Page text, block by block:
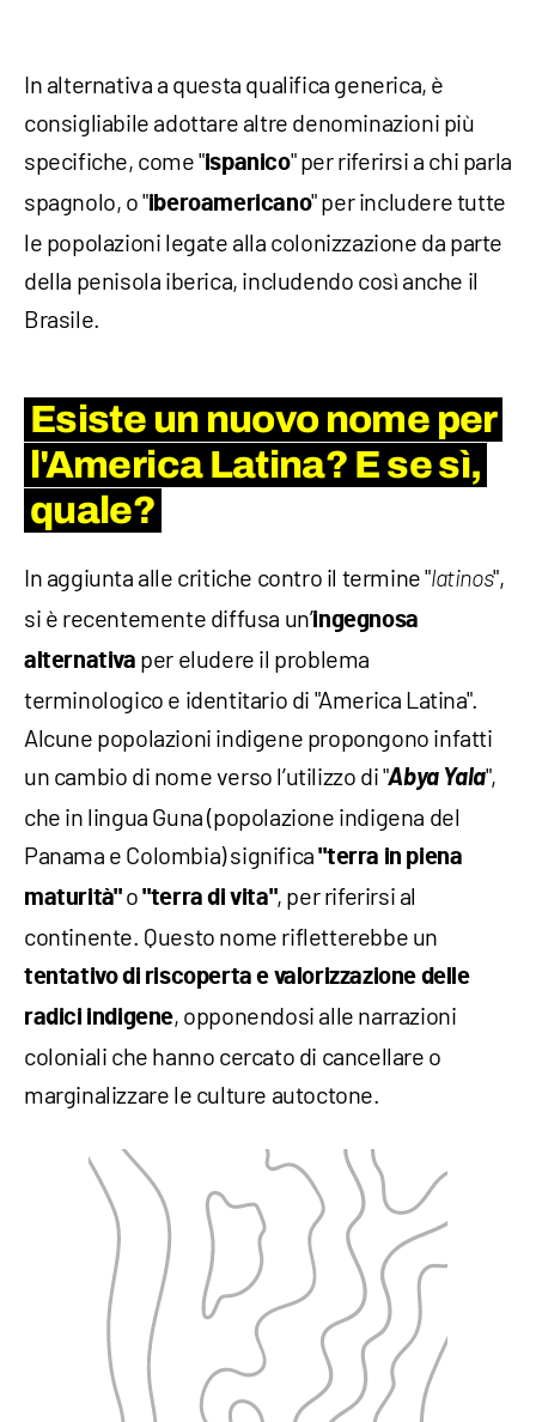
In alternativa a questa qualifica generica, è
consigliabile adottare altre denominazioni più
specifiche, come "ispanico" per riferirsi a chi parla
spagnolo, o "iberoamericano" per includere tutte
le popolazioni legate alla colonizzazione da parte
della penisola iberica, includendo così anche il
Brasile.
Esiste un nuovo nome per
l'America Latina? E se sì,
quale?
In aggiunta alle critiche contro il termine "latinos",
si è recentemente diffusa un’ingegnosa
alternativa per eludere il problema
terminologico e identitario di "America Latina".
Alcune popolazioni indigene propongono infatti
un cambio di nome verso l’utilizzo di "Abya Yala",
che in lingua Guna (popolazione indigena del
Panama e Colombia) significa"terra in piena
maturità"o"terra di vita", per riferirsi al
continente. Questo nome rifletterebbe un
tentativo di riscoperta e valorizzazione delle
radici indigene, opponendosi alle narrazioni
coloniali che hanno cercato di cancellare o
marginalizzare le culture autoctone.